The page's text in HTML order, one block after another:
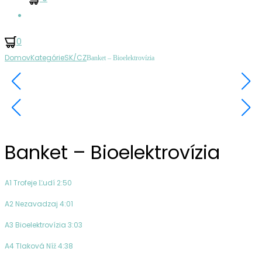
0
Ovládanie
Produktu
Pupo
Pupo
Oldfield,
Mike
Earth
DomovKategórieSK/CZBanket – Bioelektrovízia
Banket – Bioelektrovízia
A1 Trofeje Ľudí 2:50
A2 Nezavadzaj 4:01
A3 Bioelektrovízia 3:03
A4 Tlaková Níž 4:38